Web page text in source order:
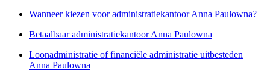
Wanneer kiezen voor administratiekantoor Anna Paulowna?
Betaalbaar administratiekantoor Anna Paulowna
Loonadministratie of financiële administratie uitbesteden
Anna Paulowna